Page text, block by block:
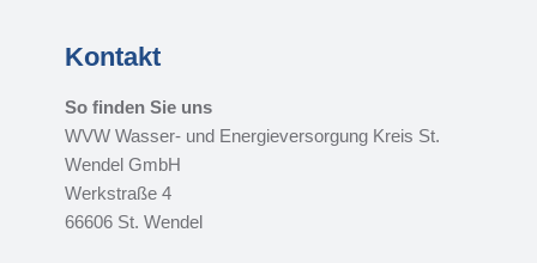
Kontakt
So finden Sie uns
WVW Wasser- und Energieversorgung Kreis St.
Wendel GmbH
Werkstraße 4
66606 St. Wendel